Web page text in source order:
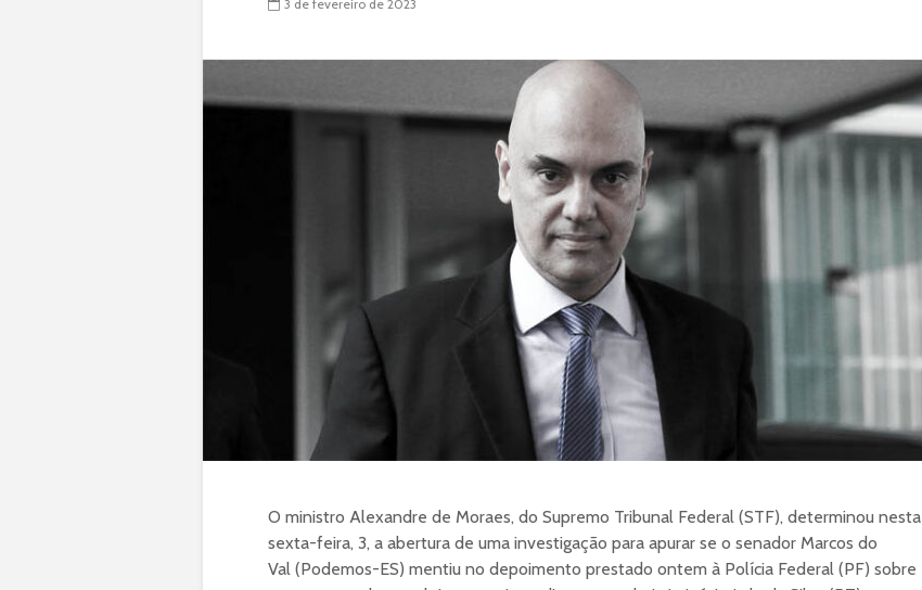
3 de fevereiro de 2023
O ministro Alexandre de Moraes, do Supremo Tribunal Federal (STF), determinou nesta
sexta-feira, 3, a abertura de uma investigação para apurar se o senador Marcos do
Val (Podemos-ES) mentiu no depoimento prestado ontem à Polícia Federal (PF) sobre